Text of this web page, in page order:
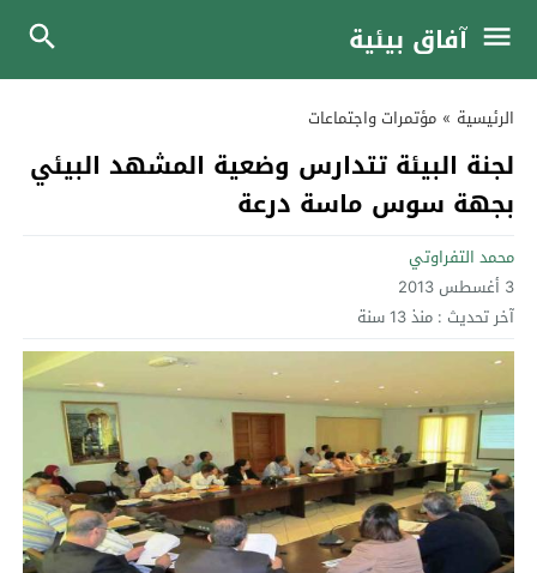
آفاق بيئية
الرئيسية » مؤتمرات واجتماعات
لجنة البيئة تتدارس وضعية المشهد البيئي
بجهة سوس ماسة درعة
محمد التفراوتي
3 أغسطس 2013
آخر تحديث : منذ 13 سنة